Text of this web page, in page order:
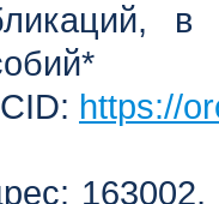
https://
163002,